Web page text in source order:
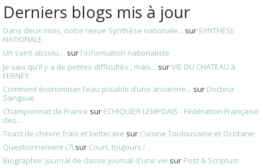
Derniers blogs mis à jour
Dans deux mois, notre revue Synthèse nationale... sur SYNTHESE
NATIONALE
Un saint absolu… sur l'information nationaliste
Je sais qu'il y a de petites difficultés , mais... surVIE DU CHATEAU à
FERNEY
Comment économiser l’eau potable d’une ancienne... sur Docteur
Sangsue
Championnat de France sur ECHIQUIER LEMPDAIS - Fédération Française
des...
Toast de chèvre frais et betterave sur Cuisine Toulousaine et Occitane
Questionnement (7) sur Court, toujours !
Biographie: Journal de classe journal d'une vie sur Post & Scriptum